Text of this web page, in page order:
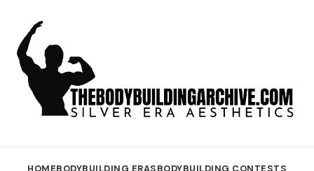
HOMEBODYBUILDING ERASBODYBUILDING CONTESTS